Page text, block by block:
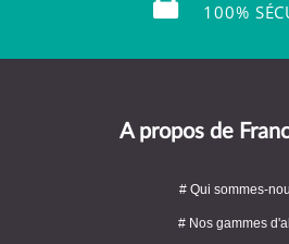
100%
A propos de
# Qui sommes-
# Nos gammes